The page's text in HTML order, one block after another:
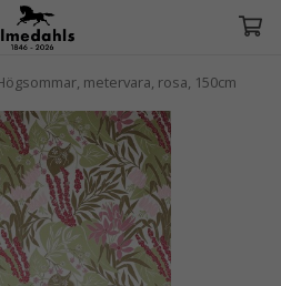
metervara, rosa, 150cm